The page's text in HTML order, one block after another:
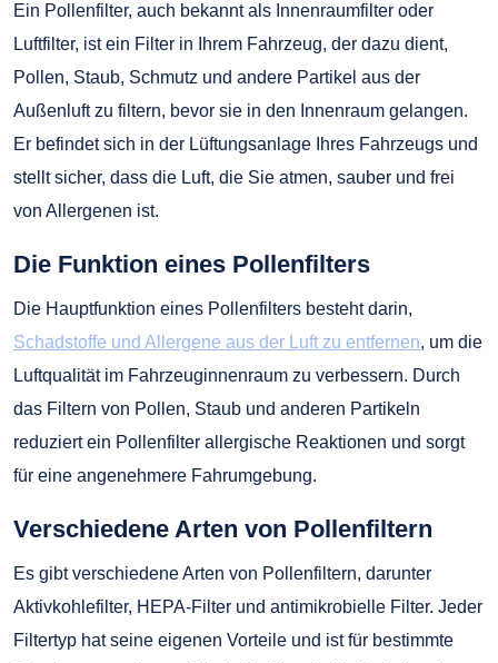
Ein Pollenfilter, auch bekannt als Innenraumfilter oder
Luftfilter, ist ein Filter in Ihrem Fahrzeug, der dazu dient,
Pollen, Staub, Schmutz und andere Partikel aus der
Außenluft zu filtern, bevor sie in den Innenraum gelangen.
Er befindet sich in der Lüftungsanlage Ihres Fahrzeugs und
stellt sicher, dass die Luft, die Sie atmen, sauber und frei
von Allergenen ist.
Die Funktion eines Pollenfilters
Die Hauptfunktion eines Pollenfilters besteht darin,
Schadstoffe und Allergene aus der Luft zu entfernen, um die
Luftqualität im Fahrzeuginnenraum zu verbessern. Durch
das Filtern von Pollen, Staub und anderen Partikeln
reduziert ein Pollenfilter allergische Reaktionen und sorgt
für eine angenehmere Fahrumgebung.
Verschiedene Arten von Pollenfiltern
Es gibt verschiedene Arten von Pollenfiltern, darunter
Aktivkohlefilter, HEPA-Filter und antimikrobielle Filter. Jeder
Filtertyp hat seine eigenen Vorteile und ist für bestimmte